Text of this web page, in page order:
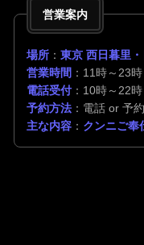
営業案内
場所 ： 東京 西日暮里
営業時間 ：11時～23時
電話受付：10時～22時
予約方法 ：電話 or 予
主な内容 ： クンニご奉